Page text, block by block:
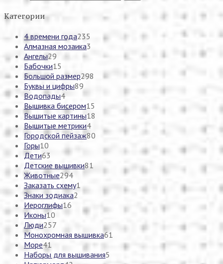
Категории
4 времени года235
Алмазная мозаика3
Ангелы29
Бабочки15
Большой размер298
Буквы и цифры89
Водопады4
Вышивка бисером15
Вышитые картины18
Вышитые метрики4
Городской пейзаж80
Горы10
Дети63
Детские вышивки81
Животные294
Заказать схему1
Знаки зодиака2
Иероглифы16
Иконы10
Люди257
Монохромная вышивка61
Море41
Наборы для вышивания5